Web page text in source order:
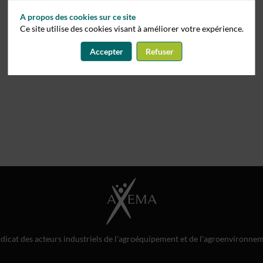
des acteurs industriels de l'agroéquipement et de
A propos des cookies sur ce site
Ce site utilise des cookies visant à améliorer votre expérience.
Accepter Refuser